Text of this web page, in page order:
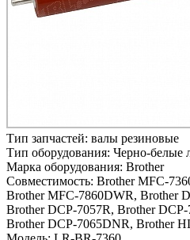
Тип запчастей: валы резиновые
Тип оборудования: Черно-белые
Марка оборудования: Brother
Совместимость: Brother MFC-
Brother MFC-7860DWR, Brother
Brother DCP-7057R, Brother
Brother DCP-7065DNR, Brother